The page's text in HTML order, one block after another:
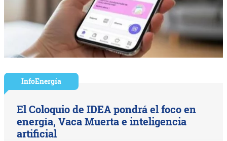
InfoEnergía
El Coloquio de IDEA pondrá el foco en
energía, Vaca Muerta e inteligencia
artificial